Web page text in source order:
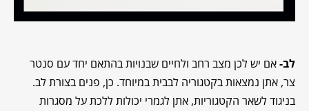
לב-אם יש לכן מצב רחב ולחיים שבנויות בהתאם יחד עם סנטר
צר, אתן נמצאות בקטגוריה לבבית במיוחד. כן, פנים בצורת לב.
בניגוד לשאר הקטגוריות, אתן לגמרי יכולות ללכת על מסגרות